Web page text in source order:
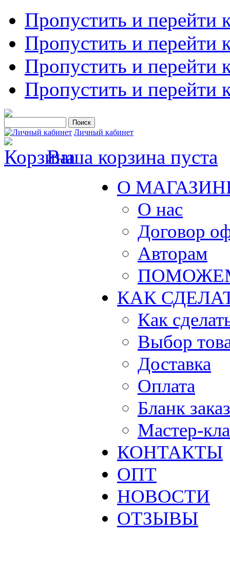
Пропустить и перейти
Пропустить и перейти
Пропустить и перейти
Пропустить и перейти
Личный кабинет
Ваша корзина пуста
О
О нас
Договор
Авторам
КАК
Как
Выбор
Доставка
Оплата
Бланк
Мастер-
КОНТАКТЫ
ОПТ
НОВОСТИ
ОТЗЫВЫ